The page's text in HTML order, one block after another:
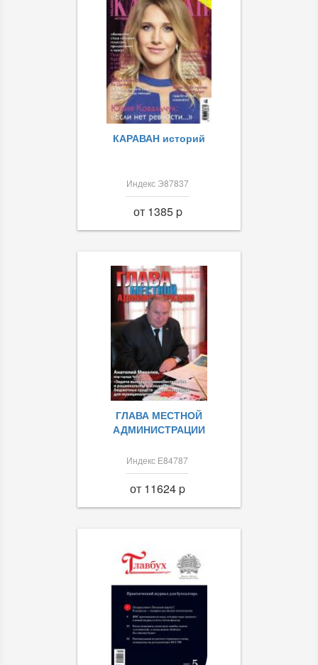
КАРАВАН историй
Индекс Э87837
от 1385 p
ГЛАВА МЕСТНОЙ
АДМИНИСТРАЦИИ
Индекс Е84787
от 11624 p